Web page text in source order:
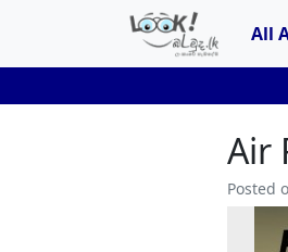
All
Air
Posted